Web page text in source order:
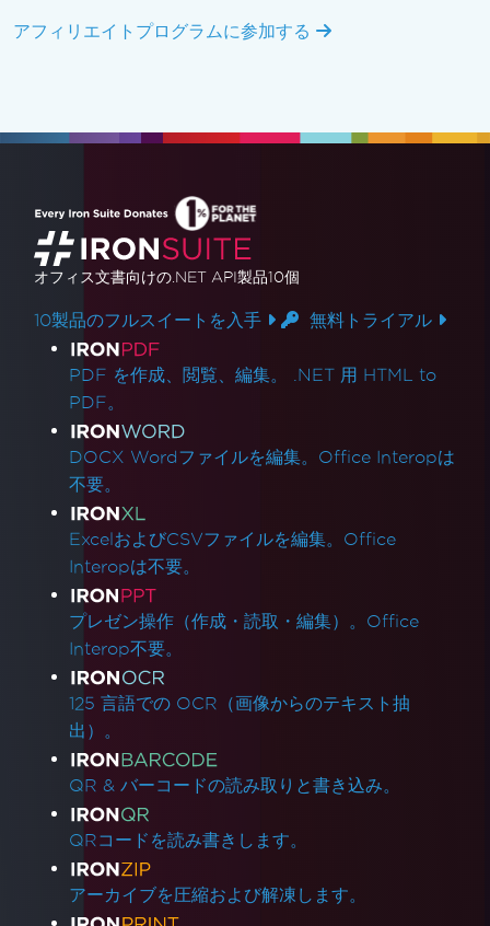
アフィリエイトプログラムに参加する
オフィス文書向けの.NET API製品10個
10製品のフルスイートを入手 無料トライアル
製品リンク
PDF を作成、閲覧、編集。 .NET 用 HTML to
PDF。
DOCX Wordファイルを編集。Office Interopは
不要。
ExcelおよびCSVファイルを編集。Office
Interopは不要。
プレゼン操作（作成・読取・編集）。Office
Interop不要。
125 言語での OCR（画像からのテキスト抽
出）。
QR & バーコードの読み取りと書き込み。
QRコードを読み書きします。
アーカイブを圧縮および解凍します。